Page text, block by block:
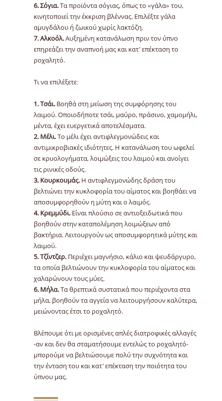
6. Σόγια.Τα προϊόντα σόγιας, όπως το «γάλα» του,
κινητοποιεί την έκκριση βλέννας. Επιλέξτε γάλα
αμυγδάλου ή ζωικού χωρίς λακτόζη.
7. Αλκοόλ.Αυξημένη κατανάλωση πριν τον ύπνο
επηρεάζει την αναπνοή μας και κατ’ επέκταση το
ροχαλητό.
Τι να επιλέξετε:
1. Τσάι. Βοηθά στη μείωση της συμφόρησης του
λαιμού. Οποιοδήποτε τσάι, μαύρο, πράσινο, χαμομήλι,
μέντα, έχει ευεργετικά αποτελέσματα.
2. Μέλι.Το μέλι έχει αντιφλεγμονώδεις και
αντιμικροβιακές ιδιότητες. Η κατανάλωση του ωφελεί
σε κρυολογήματα, λοιμώξεις του λαιμού και ανοίγει
τις ρινικές οδούς.
3. Κουρκουμάς.Η αντιφλεγμονώδης δράση του
βελτιώνει την κυκλοφορία του αίματος και βοηθάει να
αποσυμφορηθούν η μύτη και ο λαιμός.
4. Κρεμμύδι.Είναι πλούσιο σε αντιοξειδωτικά που
βοηθούν στην καταπολέμηση λοιμώξεων από
βακτήρια. Λειτουργούν ως αποσυμφορητικά μύτης και
λαιμού.
5. Τζίντζερ.Περιέχει μαγνήσιο, κάλιο και ψευδάργυρο,
τα οποία βελτιώνουν την κυκλοφορία του αίματος και
χαλαρώνουν τους μύες.
6. Μήλα.Τα θρεπτικά συστατικά που περιέχοντα στα
μήλα, βοηθούν τα αγγεία να λειτουργήσουν καλύτερα,
μειώνοντας έτσι το ροχαλητό.
Βλέπουμε ότι με ορισμένες απλές διατροφικές αλλαγές
-αν και δεν θα σταματήσουμε εντελώς το ροχαλητό-
μπορούμε να βελτιώσουμε πολύ την συχνότητα και
την ένταση του και κατ’ επέκταση την ποιότητα του
ύπνου μας.